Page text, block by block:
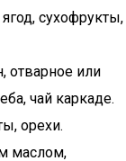
сухофрукты,
отварное или
чай каркаде.
орехи.
маслом,